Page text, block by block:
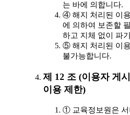
는 바에 의합니다.
④ 해지 처리된 이
에 의하여 보존할
하고 지체 없이 파
⑤ 해지 처리된 이
불가능합니다.
제 12 조 (이용자 게
이용 제한)
① 교육정보원은 서